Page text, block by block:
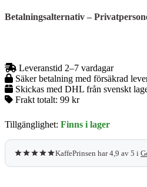
Ø
58
Betalningsalternativ –
Leveranstid 2–7 vardagar
Säker betalning med försäkrad
Skickas med DHL från svenskt
Frakt totalt: 99 kr
Tillgänglighet: Finns i lager
KaffePrinsen har 4,9 av 5 i